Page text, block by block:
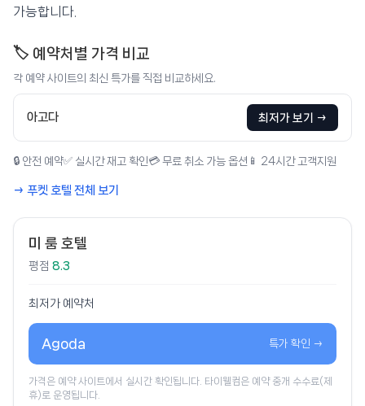
가능합니다.
🏷️ 예약처별 가격 비교
각 예약 사이트의 최신 특가를 직접 비교하세요.
아고다 최저가 보기 →
🔒 안전 예약✅ 실시간 재고 확인 💳 무료 취소 가능 옵션 📱 24시간 고객지원
→ 푸켓 호텔 전체 보기
미 룸 호텔
평점 8.3
최저가 예약처
Agoda 특가 확인 →
가격은 예약 사이트에서 실시간 확인됩니다. 타이웰컴은 예약 중개 수수료(제
휴)로 운영됩니다.